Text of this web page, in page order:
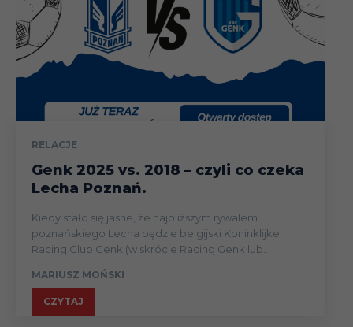
RELACJE
Genk 2025 vs. 2018 – czyli co czeka
Lecha Poznań.
Kiedy stało się jasne, że najbliższym rywalem
poznańskiego Lecha będzie belgijski Koninklijke
Racing Club Genk (w skrócie Racing Genk lub...
MARIUSZ MOŃSKI
CZYTAJ